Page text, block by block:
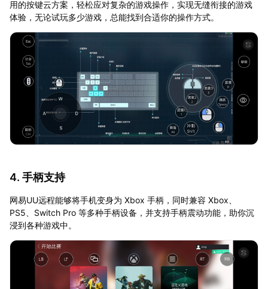
用的按键云方案，轻松应对复杂的游戏操作，实现无缝衔接的游戏
体验，无论试玩多少游戏，总能找到合适你的操作方式。
4. 手柄支持
网易UU远程能够将手机变身为 Xbox 手柄，同时兼容 Xbox、
PS5、Switch Pro 等多种手柄设备，并支持手柄震动功能，助你沉
浸到各种游戏中。